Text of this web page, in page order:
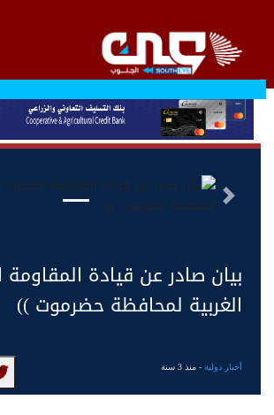
السابق
بيان صادر عن قيادة المقاومة
الغربية لمحافظة حضرموت ))
أخبار دولية- منذ 3 سنة